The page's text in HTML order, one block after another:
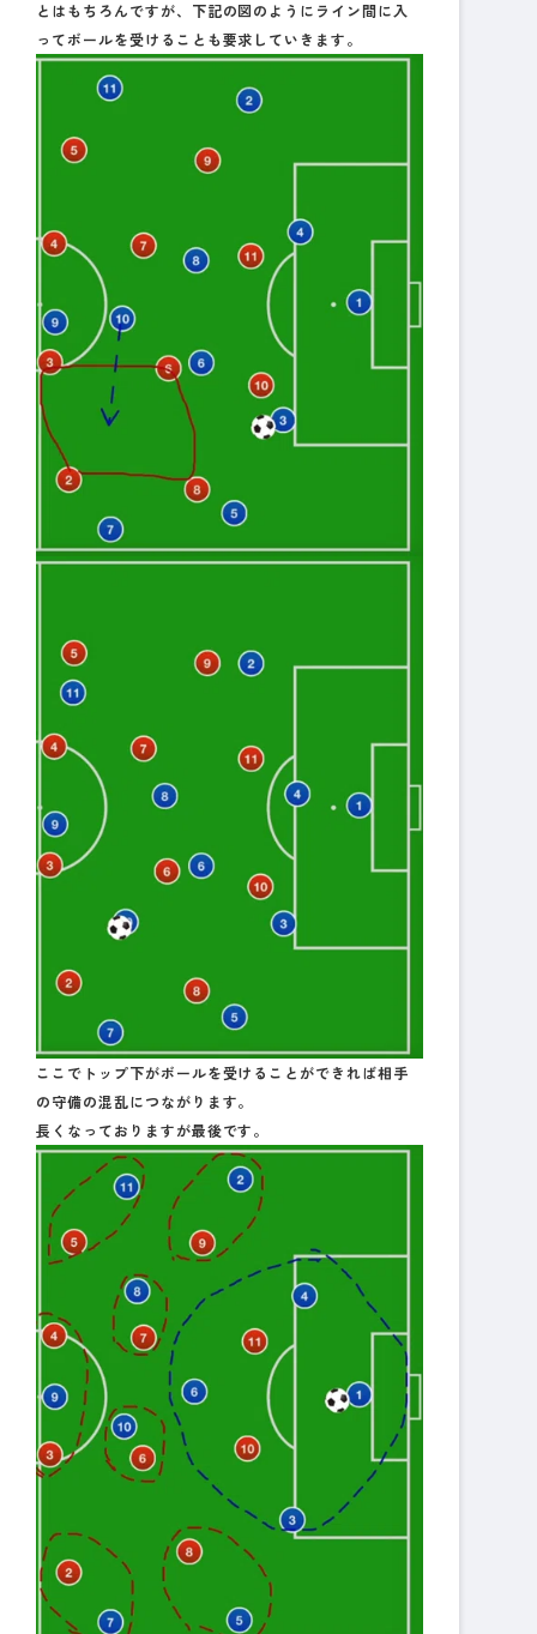
とはもちろんですが、下記の図のようにライン間に入
ってボールを受けることも要求していきます。
ここでトップ下がボールを受けることができれば相手
の守備の混乱につながります。
長くなっておりますが最後です。